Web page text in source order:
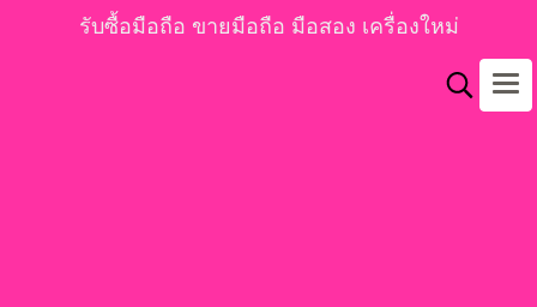
รับซื้อมือถือ ขายมือถือ มือสอง เครื่องใหม่